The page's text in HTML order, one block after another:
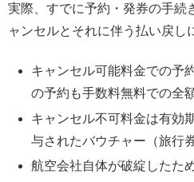
実際、すでに予約・発券の手続
ャンセルとそれに伴う払い戻し
キャンセル可能料金での予
の予約も手数料無料での全
キャンセル不可料金は有効
与されたバウチャー（旅行
航空会社自体が破綻したた